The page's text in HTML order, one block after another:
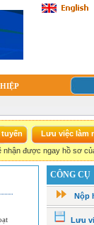
nhận được ngay hồ sơ
CÔNG CỤ
Nộp
Lưu